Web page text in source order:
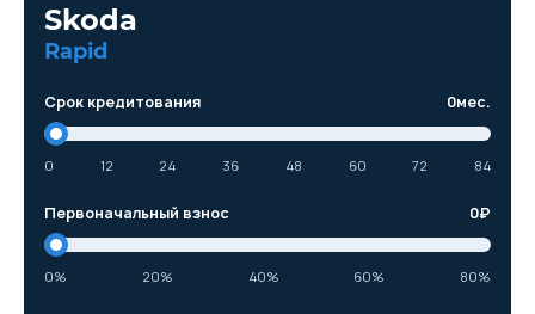
Skoda
Rapid
Срок кредитования 0мес.
0 12 24 36 48 60 72 84
Первоначальный взнос 0₽
0% 20% 40% 60% 80%